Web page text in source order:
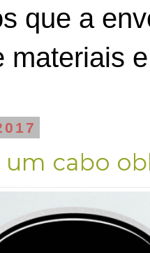
que a
materiais
um cabo